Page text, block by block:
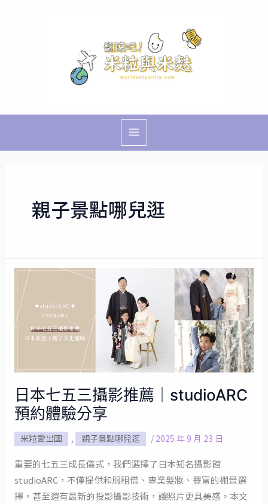
Menu
親子景點哪兒逛
日本七五三攝影推薦｜studioARC
預約體驗分享
米粒愛出國 , 親子景點哪兒逛 / 2025 年 9 月 23 日
重要的七五三成長儀式，我們選擇了日本知名攝影館
studioARC，不僅提供和服租借、專業髮妝、豐富的棚景選
擇，甚至還有最新的投影攝影技術，讓照片更具美感。本文
本
七
五
推
薦
studioARC
預
約
體